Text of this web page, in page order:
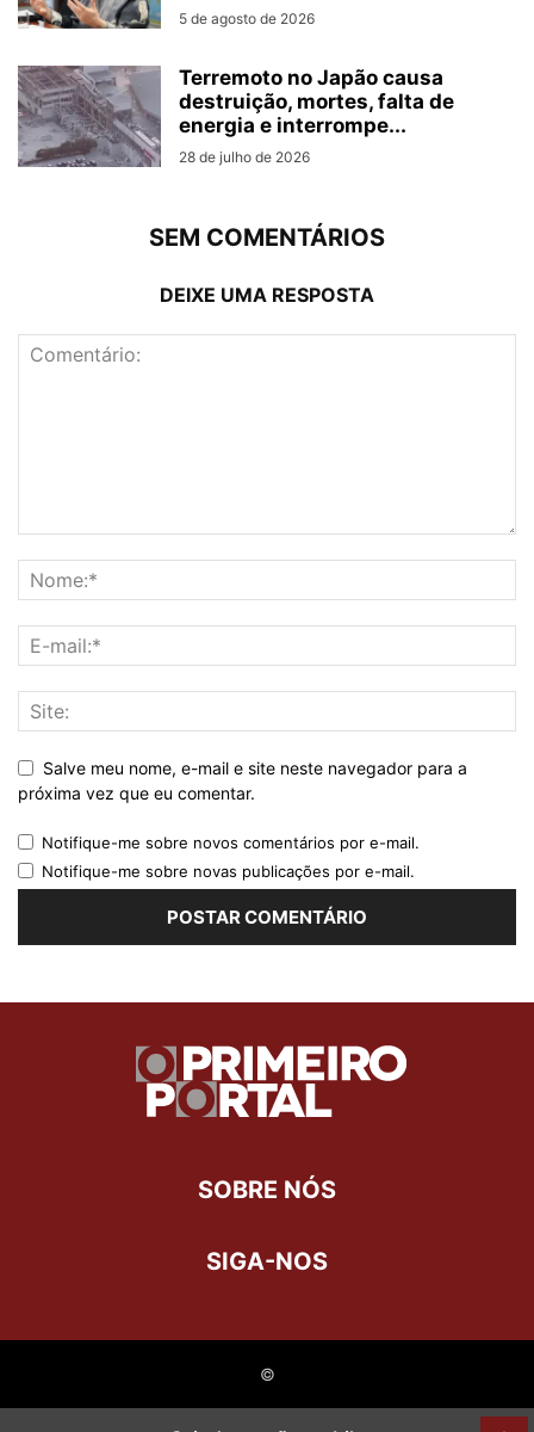
5 de agosto de 2026
Terremoto no Japão causa
destruição, mortes, falta de
energia e interrompe...
28 de julho de 2026
SEM COMENTÁRIOS
DEIXE UMA RESPOSTA
Salve meu nome, e-mail e site neste navegador para a
próxima vez que eu comentar.
Notifique-me sobre novos comentários por e-mail.
Notifique-me sobre novas publicações por e-mail.
SOBRE NÓS
SIGA-NOS
©